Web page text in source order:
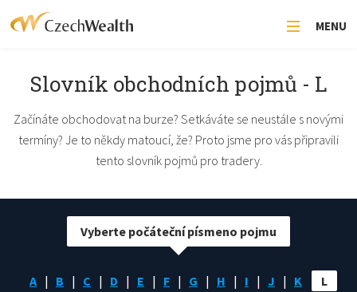
MENU
Slovník obchodních pojmů - L
Začínáte obchodovat na burze? Setkáváte se neustále s novými
termíny? Je to někdy matoucí, že? Proto jsme pro vás připravili
tento slovník pojmů pro tradery.
A B C D E F G H I J K
L
Vyberte počáteční písmeno pojmu